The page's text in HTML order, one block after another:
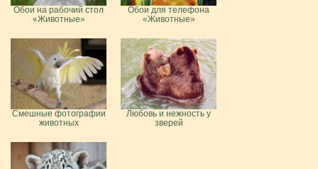
Обои на рабочий стол
«Животные»
Обои для телефона
«Животные»
Смешные фотографии
животных
Любовь и нежность у
зверей